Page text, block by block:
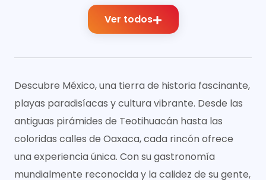
Ver todos
Descubre México, una tierra de historia fascinante,
playas paradisíacas y cultura vibrante. Desde las
antiguas pirámides de Teotihuacán hasta las
coloridas calles de Oaxaca, cada rincón ofrece
una experiencia única. Con su gastronomía
mundialmente reconocida y la calidez de su gente,